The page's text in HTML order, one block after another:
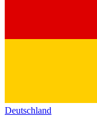
Deutschland